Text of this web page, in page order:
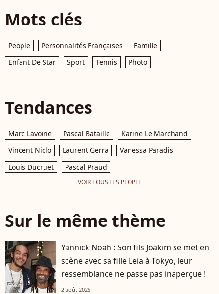
Mots clés
People Personnalités Françaises
Famille
Enfant De Star
Sport Tennis Photo
Tendances
Marc Lavoine Pascal Bataille
Karine Le Marchand
Vincent Niclo
Laurent Gerra
Vanessa Paradis
Louis Ducruet
Pascal Praud
VOIR TOUS LES PEOPLE
Sur le même thème
Yannick Noah : Son fils Joakim se met en
scène avec sa fille Leia à Tokyo, leur
ressemblance ne passe pas inaperçue !
2 août 2026